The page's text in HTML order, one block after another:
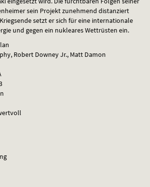
sein Projekt zunehmend distanziert
setzt er sich für eine internationale
und gegen ein nukleares Wettrüsten ein.
Robert Downey Jr., Matt Damon